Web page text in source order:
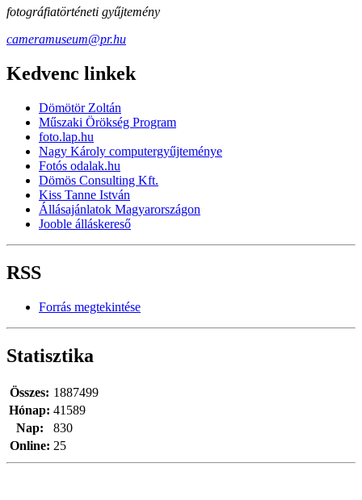
fotográfiatörténeti gyűjtemény
cameramuseum@pr.hu
Kedvenc linkek
Dömötör Zoltán
Műszaki Örökség Program
foto.lap.hu
Nagy Károly computergyűjteménye
Fotós odalak.hu
Dömös Consulting Kft.
Kiss Tanne István
Állásajánlatok Magyarországon
Jooble álláskereső
RSS
Forrás megtekintése
Statisztika
Online: 25
Összes: 1887499
Hónap: 41589
Nap:
830